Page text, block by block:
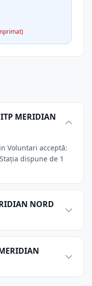
MERIDIAN
Voluntari acceptă:
dispune de 1
NORD